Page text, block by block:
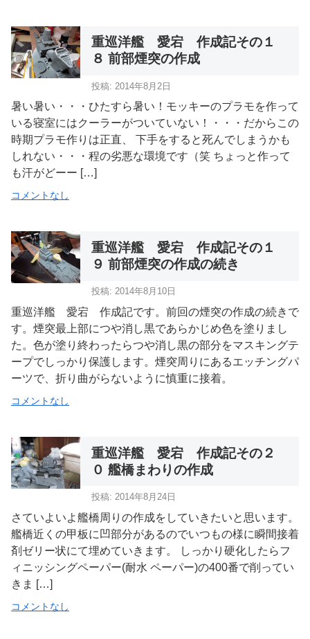
重巡洋艦 愛宕 作成記その１
８ 前部煙突の作成
投稿: 2014年8月2日
暑い暑い・・・ひたすら暑い！モッキーのプラモを作って
いる寝室にはクーラーがついていない！・・・だからこの
時期プラモ作りは正直、 下手をすると死んでしまうかも
しれない・・・程の劣悪な環境です（笑 ちょっと作って
も汗がどーー […]
コメントなし
重巡洋艦 愛宕 作成記その１
９ 前部煙突の作成の続き
投稿: 2014年8月10日
重巡洋艦 愛宕 作成記です。前回の煙突の作成の続きで
す。煙突最上部につや消し黒であらかじめ色を塗りまし
た。色が塗り終わったらつや消し黒の部分をマスキングテ
ープでしっかり保護します。煙突周りにあるエッチングパ
ーツで、折り曲がらないように慎重に接着。
コメントなし
重巡洋艦 愛宕 作成記その２
０ 艦橋まわりの作成
投稿: 2014年8月24日
さていよいよ艦橋周りの作成をしていきたいと思います。
艦橋近くの甲板に凹部分があるのでいつもの様に瞬間接着
剤ゼリー状にて埋めていきます。 しっかり硬化したらフ
ィニッシングペーパー(耐水 ペーパー)の400番で削ってい
きま […]
コメントなし